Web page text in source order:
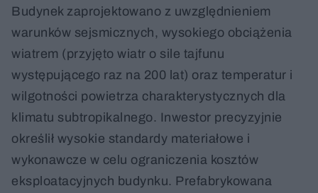
Budynek zaprojektowano z uwzględnieniem
warunków sejsmicznych, wysokiego obciążenia
wiatrem (przyjęto wiatr o sile tajfunu
występującego raz na 200 lat) oraz temperatur i
wilgotności powietrza charakterystycznych dla
klimatu subtropikalnego. Inwestor precyzyjnie
określił wysokie standardy materiałowe i
wykonawcze w celu ograniczenia kosztów
eksploatacyjnych budynku. Prefabrykowana